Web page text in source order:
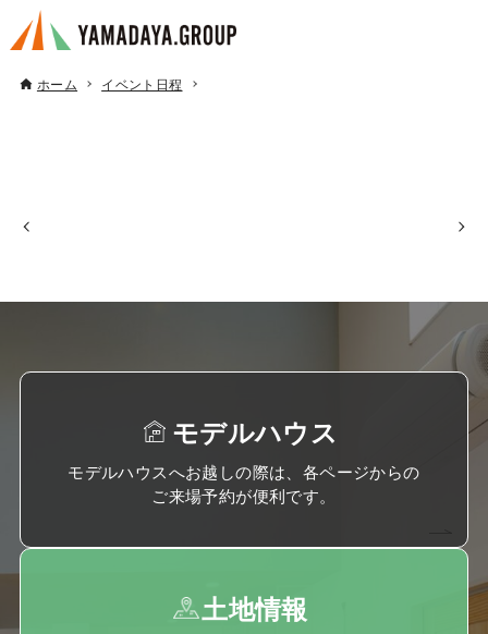
ホーム イベント日程
モデルハウス
モデルハウスへお越しの際は、各ページからの
ご来場予約が便利です。
土地情報